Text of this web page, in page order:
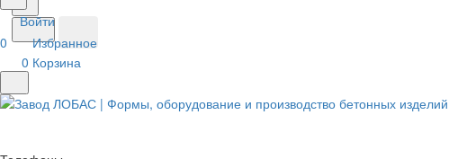
Войти
0
Избранное
0 Корзина